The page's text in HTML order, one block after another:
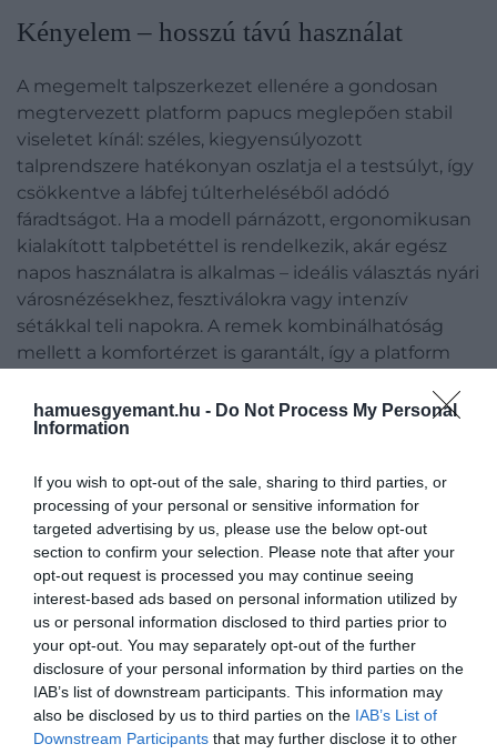
hamuesgyemant.hu - Do Not Process My Personal
Information
If you wish to opt-out of the sale, sharing to third parties, or
processing of your personal or sensitive information for
targeted advertising by us, please use the below opt-out
section to confirm your selection. Please note that after your
opt-out request is processed you may continue seeing
interest-based ads based on personal information utilized by
us or personal information disclosed to third parties prior to
your opt-out. You may separately opt-out of the further
disclosure of your personal information by third parties on the
IAB’s list of downstream participants. This information may
also be disclosed by us to third parties on the IAB’s List of
Downstream Participants that may further disclose it to other
Kényelem – hosszú távú használat
A megemelt talpszerkezet ellenére a gondosan
megtervezett platform papucs meglepően stabil
viseletet kínál: széles, kiegyensúlyozott
talprendszere hatékonyan oszlatja el a testsúlyt, így
csökkentve a lábfej túlterheléséből adódó
fáradtságot. Ha a modell párnázott, ergonomikusan
kialakított talpbetéttel is rendelkezik, akár egész
napos használatra is alkalmas – ideális választás nyári
városnézésekhez, fesztiválokra vagy intenzív
sétákkal teli napokra. A remek kombinálhatóság
mellett a komfortérzet is garantált, így a platform
a kompromisszummentes funkcionalitással.
Talpanyag– a minőségi platform papucs alapja
a megfelelő talpszerkezet, amely ideális esetben
merev és stabil, ugyanakkor rugalmasan követi
a láb mozgását. Az olyan anyagok, mint a parafa
vagy az EVA hab kiváló választásnak
bizonyulnak, mivel biztosítják az alátámasztást
és a hosszabb távon is fenntartható komfortot.
Szabás és pántmegoldások – a felsőrész
kialakításánál érdemes előnyben részesíteni